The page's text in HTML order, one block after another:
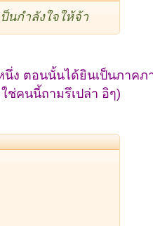
นกำลังใจให้จ้า
ง ตอนนั้นได้ยินเป็นภาคภ
ใช่คนนี้ถามรึเปล่า อิๆ)